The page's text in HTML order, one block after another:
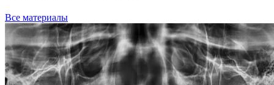
Все материалы